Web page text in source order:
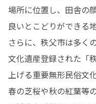
場所に位置し、田舎の
良いとこどりができる
さらに、秩父市は多く
文化遺産登録された「
上げる重要無形民俗文
春の芝桜や秋の紅葉等